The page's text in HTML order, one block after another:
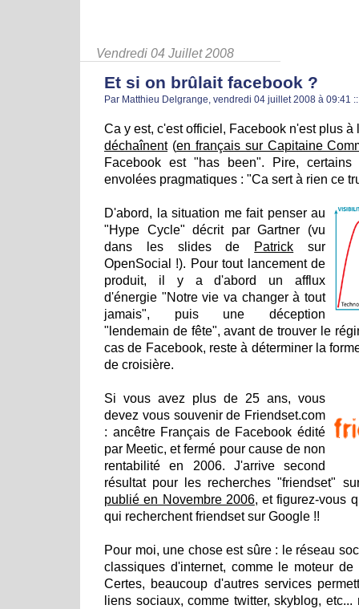
Vendredi 04 Juillet 2008
Et si on brûlait facebook ?
Par Matthieu Delgrange, vendredi 04 juillet 2008 à 09:41 ::
Ca y est, c'est officiel, Facebook n'est plus à
déchaînent(en français sur Capitaine
Facebook est "has been". Pire, certains
envolées pragmatiques : "Ca sert à rien ce
D'abord, la situation me fait penser au
"Hype Cycle" décrit par Gartner (vu
dans les slides de
Patrick sur
OpenSocial !). Pour tout lancement de
produit, il y a d'abord un afflux
d'énergie "Notre vie va changer à tout
jamais", puis une déception
"lendemain de fête", avant de trouver le
cas de Facebook, reste à déterminer la
de croisière.
Si vous avez plus de 25 ans, vous
devez vous souvenir de Friendset.com
: ancêtre Français de Facebook édité
par Meetic, et fermé pour cause de non
rentabilité en 2006. J'arrive second
résultat pour les recherches "friendset"
publié en Novembre 2006, et figurez-vous
qui recherchent friendset sur Google !!
Pour moi, une chose est sûre : le réseau
classiques d'internet, comme le moteur de
Certes, beaucoup d'autres services
liens sociaux, comme twitter, skyblog,